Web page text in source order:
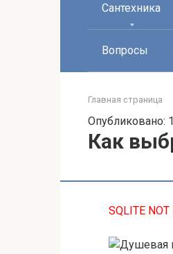
Сантехника
Вопросы
Главная страница
Опубликовано:
Как
SQLITE